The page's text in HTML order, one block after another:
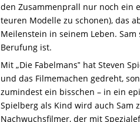
den Zusammenprall nur noch ein
teuren Modelle zu schonen), das
Meilenstein in seinem Leben.
Berufung ist.
Mit „Die Fabelmans‟ hat Steven
und das Filmemachen gedreht,
zumindest ein bisschen – in ein
Spielberg als Kind wird auch Sam
Nachwuchsfilmer, der mit